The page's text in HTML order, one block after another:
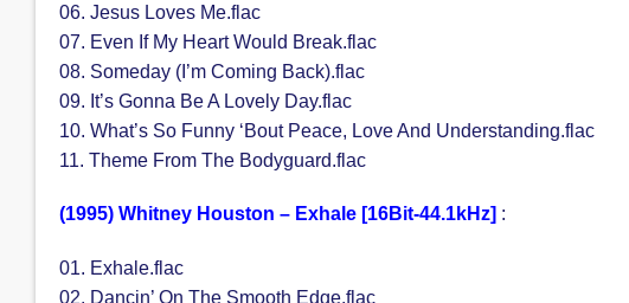
06. Jesus Loves Me.flac
07. Even If My Heart Would Break.flac
08. Someday (I’m Coming Back).flac
09. It’s Gonna Be A Lovely Day.flac
10. What’s So Funny ‘Bout Peace, Love And Understanding.flac
11. Theme From The Bodyguard.flac
(1995) Whitney Houston – Exhale [16Bit-44.1kHz] :
01. Exhale.flac
02. Dancin’ On The Smooth Edge.flac